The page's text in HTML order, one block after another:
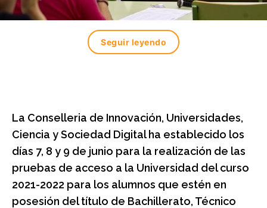
Seguir leyendo
La Conselleria de Innovación, Universidades,
Ciencia y Sociedad Digital ha establecido los
días 7, 8 y 9 de junio para la realización de las
pruebas de acceso a la Universidad del curso
2021-2022 para los alumnos que estén en
posesión del título de Bachillerato, Técnico